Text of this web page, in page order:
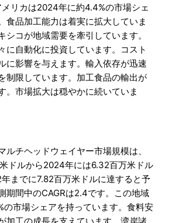
リカは2024年に約4.4%の市場シェ
食品加工能力は着実に拡大していま
シコが地域需要を牽引しています。
に自動化に投資しています。コスト
に影響を与えます。輸入依存が迅速
制限しています。加工食品の輸出が
。市場拡大は穏やかに続いていま
ルチヘッドウェイヤー市場規模は、
ドルから2024年には6.32百万米ドル
までに7.82百万米ドルに達すると予
期間中のCAGRは2.4です。この地域
市場シェアを持っています。食料安